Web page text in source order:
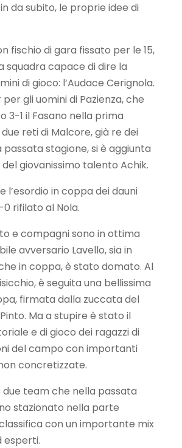
da subito, le proprie idee di
fischio di gara fissato per le 15,
squadra capace di dire la
di gioco: l’Audace Cerignola.
gli uomini di Pazienza, che
3-1 il Fasano nella prima
reti di Malcore, già re dei
stagione, si è aggiunta
giovanissimo talento Achik.
l’esordio in coppa dei dauni
rifilato al Nola.
e compagni sono in ottima
avversario Lavello, sia in
in coppa, è stato domato. Al
è seguita una bellissima
firmata dalla zuccata del
Ma a stupire è stato il
e di gioco dei ragazzi di
del campo con importanti
concretizzate.
due team che nella passata
stazionato nella parte
con un importante mix
esperti.